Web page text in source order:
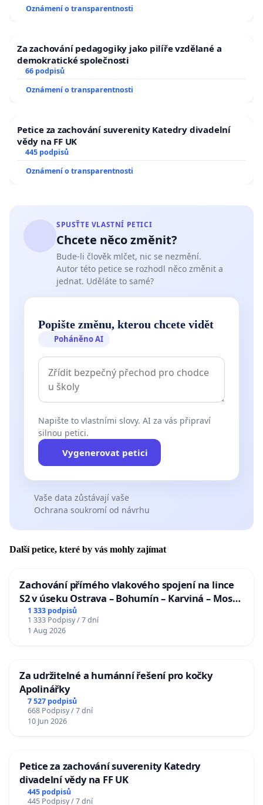
Oznámení o transparentnosti
Za zachování pedagogiky jako pilíře vzdělané a
demokratické společnosti
66 podpisů
Oznámení o transparentnosti
Petice za zachování suverenity Katedry divadelní
vědy na FF UK
445 podpisů
Oznámení o transparentnosti
SPUSŤTE VLASTNÍ PETICI
Chcete něco změnit?
Bude-li člověk mlčet, nic se nezmění.
Autor této petice se rozhodl něco změnit a
jednat. Uděláte to samé?
Popište změnu, kterou chcete vidět
Poháněno AI
Napište to vlastními slovy. AI za vás připraví
silnou petici.
Vygenerovat petici
Vaše data zůstávají vaše
Ochrana soukromí od návrhu
Další petice, které by vás mohly zajímat
Zachování přímého vlakového spojení na lince
S2 v úseku Ostrava – Bohumín – Karviná – Mosty
u Jablunkova
1 333 podpisů
1 333 Podpisy / 7 dní
1 Aug 2026
Za udržitelné a humánní řešení pro kočky
Apolinářky
7 527 podpisů
668 Podpisy / 7 dní
10 Jun 2026
Petice za zachování suverenity Katedry
divadelní vědy na FF UK
445 podpisů
445 Podpisy / 7 dní